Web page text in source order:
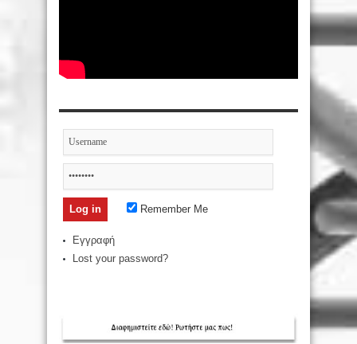
Remember Me
Εγγραφή
Lost your password?